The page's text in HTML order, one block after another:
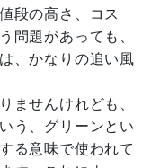
段の高さ、コス
問題があっても、
、かなりの追い風
ませんけれども、
う、グリーンとい
る意味で使われて